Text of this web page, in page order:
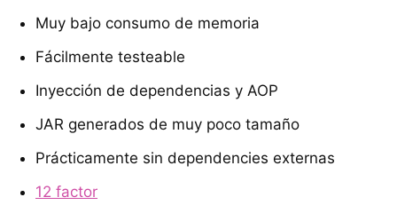
Muy bajo consumo de memoria
Fácilmente testeable
Inyección de dependencias y AOP
JAR generados de muy poco tamaño
Prácticamente sin dependencies externas
12 factor